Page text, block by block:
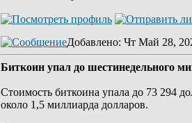
Добавлено: Чт Май 28,
Биткоин упал до шестинедельного
Стоимость биткоина упала до 73 294
около 1,5 миллиарда долларов.